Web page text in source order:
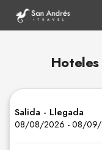
Tours
Salida - Llegada
08/08/2026 - 08/09/